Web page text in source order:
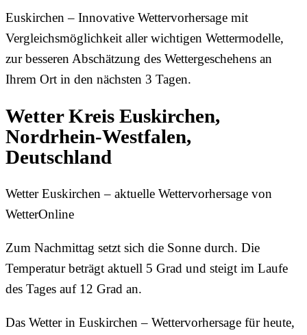
Euskirchen – Innovative Wettervorhersage mit
Vergleichsmöglichkeit aller wichtigen Wettermodelle,
zur besseren Abschätzung des Wettergeschehens an
Ihrem Ort in den nächsten 3 Tagen.
Wetter Kreis Euskirchen,
Nordrhein-Westfalen,
Deutschland
Wetter Euskirchen – aktuelle Wettervorhersage von
WetterOnline
Zum Nachmittag setzt sich die Sonne durch. Die
Temperatur beträgt aktuell 5 Grad und steigt im Laufe
des Tages auf 12 Grad an.
Das Wetter in Euskirchen – Wettervorhersage für heute,